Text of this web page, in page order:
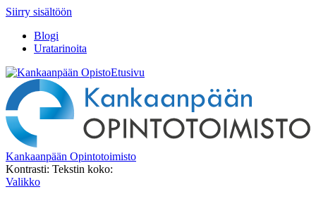
Siirry sisältöön
Blogi
Uratarinoita
Etusivu
Kankaanpään Opintotoimisto
Kontrasti: Tekstin koko:
Valikko